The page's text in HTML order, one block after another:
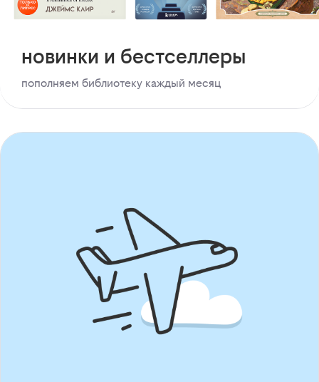
новинки и бестселлеры
пополняем библиотеку каждый месяц